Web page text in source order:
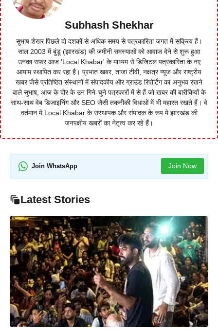
Subhash Shekhar
सुभाष शेखर पिछले दो दशकों से अधिक समय से पत्रकारिता जगत में सक्रिय हैं।
साल 2003 में बुंडू (झारखंड) की जमीनी समस्याओं को आवाज देने से शुरू हुआ
उनका सफर आज 'Local Khabar' के माध्यम से डिजिटल पत्रकारिता के नए
आयाम स्थापित कर रहा है। प्रभात खबर, ताजा टीवी, नक्षत्र न्यूज और राष्ट्रीय
खबर जैसे प्रतिष्ठित संस्थानों में संपादकीय और ग्राउंड रिपोर्टिंग का अनुभव रखने
वाले सुभाष, आज के दौर के उन गिने-चुने पत्रकारों में से हैं जो खबर की बारीकियों के
साथ-साथ वेब डिजाइनिंग और SEO जैसी तकनीकी विधाओं में भी महारत रखते हैं। वे
वर्तमान में Local Khabar के संस्थापक और संपादक के रूप में झारखंड की
जनपक्षीय खबरों का नेतृत्व कर रहे हैं।
Join WhatsApp Join Now
Latest Stories